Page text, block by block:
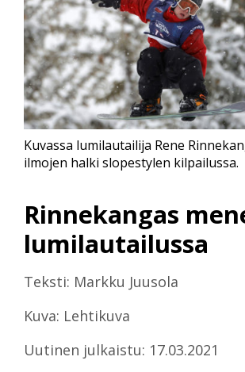
Rinnekangas
lumilautailussa
Teksti: Markku Juusola
Kuva: Lehtikuva
Uutinen julkaistu: 17.03.2021
Kuvassa lumilautailija Rene
ilmojen halki slopestylen kilpailussa.